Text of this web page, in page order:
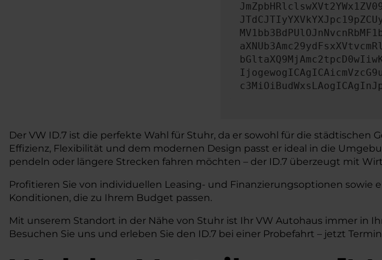
Der VW ID.7 ist die perfekte Wahl für Stuhr, da er sowohl für die
Effizienz, Flexibilität und dem modernen Design passt er ideal in die
pendeln oder längere Strecken fahren möchten – der ID.7 überzeugt mit
Profitieren Sie von individuellen Leasing- und Finanzierungsoptionen
Konditionen, die zu Ihrem Budget passen.
Mit unserem Standort in der Nähe von Stuhr ist Ihr VW Autohaus immer in
Besuchen Sie uns und erleben Sie den ID.7 bei einer Probefahrt – jetzt